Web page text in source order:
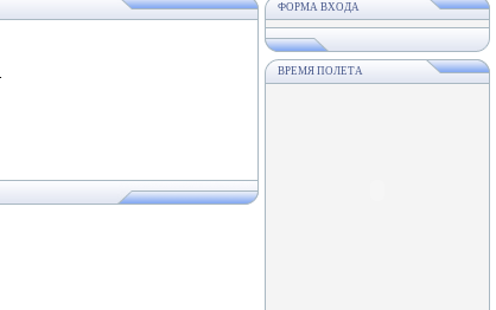
ФОРМА ВХОДА
ВРЕМЯ ПОЛЕТА